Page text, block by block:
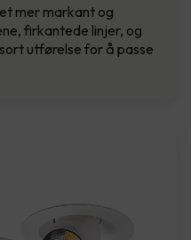
mer markant og
firkantede linjer, og
utførelse for å passe